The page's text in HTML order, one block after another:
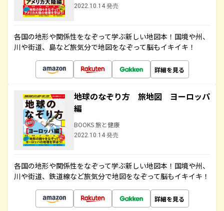
2022.10.14 発売
各国の地形や関係性をなぞって学ぶ新しい地図本！国境や州、
川や街道、島など旅気分で地図をなぞって脳もイキイキ！
詳細を見る
地球のなぞり方 旅地図 ヨーロッパ
編
BOOKS 旅と健康
2022.10.14 発売
各国の地形や関係性をなぞって学ぶ新しい地図本！国境や州、
川や街道、鉄道線など旅気分で地図をなぞって脳もイキイキ！
詳細を見る